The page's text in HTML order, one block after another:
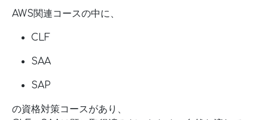
AWS関連コースの中に、
CLF
SAA
SAP
の資格対策コースがあり、